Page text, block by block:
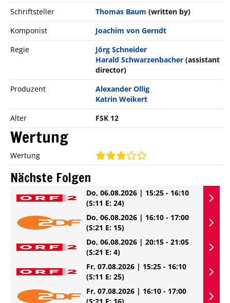
Schriftsteller
Thomas Baum (written by)
Komponist
Joachim von Gerndt
Regie
Jörg Schneider
Harald Schwarzenbacher (assistant
director)
Produzent
Alexander Ollig
Katrin Weikert
Alter
FSK 12
Wertung
Wertung
Nächste Folgen
Do, 06.08.2026 | 15:25 - 16:10
(S:11 E: 24)
Do, 06.08.2026 | 16:10 - 17:00
(S:21 E: 15)
Do, 06.08.2026 | 20:15 - 21:05
(S:21 E: 4)
Fr, 07.08.2026 | 15:25 - 16:10
(S:11 E: 25)
Fr, 07.08.2026 | 16:10 - 17:00